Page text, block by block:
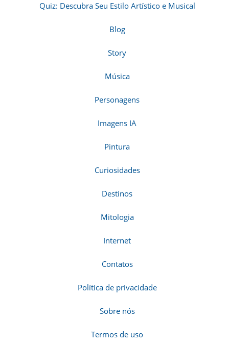
Quiz: Descubra Seu Estilo Artístico e Musical
Blog
Story
Música
Personagens
Imagens IA
Pintura
Curiosidades
Destinos
Mitologia
Internet
Contatos
Política de privacidade
Sobre nós
Termos de uso